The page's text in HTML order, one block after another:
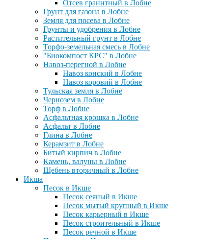
Отсев гранитный в Лобне
Грунт для газона в Лобне
Земля для посева в Лобне
Грунты и удобрения в Лобне
Растительный грунт в Лобне
Торфо-земельная смесь в Лобне
"Биокомпост КРС" в Лобне
Навоз-перегной в Лобне
Навоз конский в Лобне
Навоз коровий в Лобне
Тульская земля в Лобне
Чернозем в Лобне
Торф в Лобне
Асфальтная крошка в Лобне
Асфальт в Лобне
Глина в Лобне
Керамзит в Лобне
Битый кирпич в Лобне
Камень, валуны в Лобне
Щебень вторичный в Лобне
Икша
Песок в Икше
Песок сеяный в Икше
Песок мытый крупный в Икше
Песок карьерный в Икше
Песок строительный в Икше
Песок речной в Икше